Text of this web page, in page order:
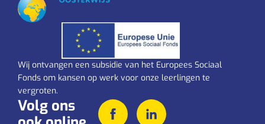
Wij ontvangen een subsidie van het Europees Sociaal
Fonds om kansen op werk voor onze leerlingen te
vergroten.
Volg ons